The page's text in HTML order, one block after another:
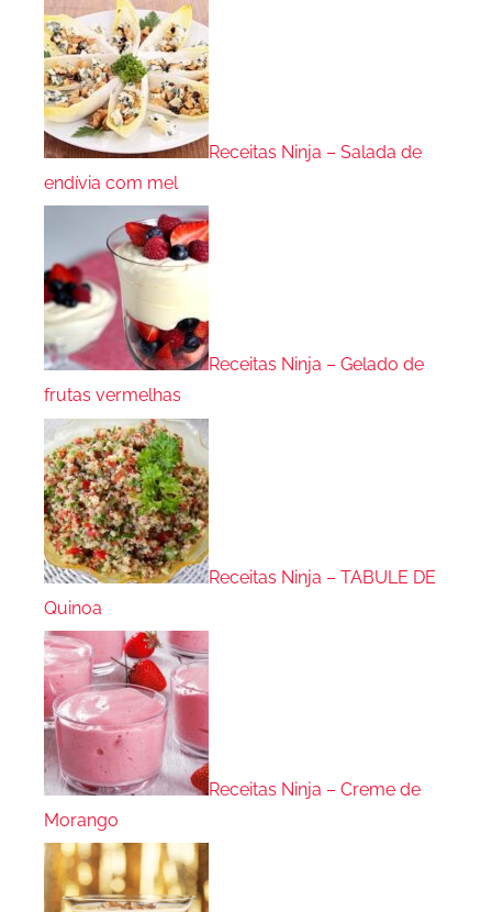
Receitas Ninja – Salada de
endívia com mel
Receitas Ninja – Gelado de
frutas vermelhas
Receitas Ninja – TABULE DE
Quinoa
Receitas Ninja – Creme de
Morango